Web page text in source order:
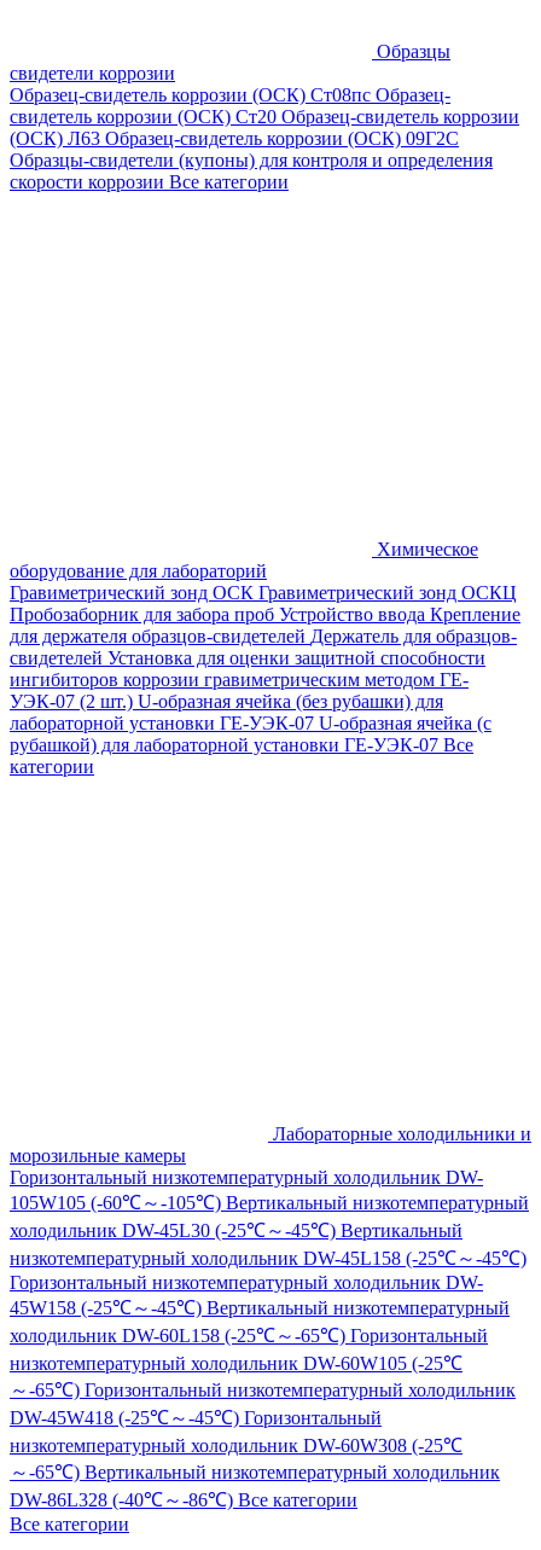
Образцы
свидетели коррозии
Образец-свидетель коррозии (ОСК) Ст08пс Образец-
свидетель коррозии (ОСК) Ст20 Образец-свидетель коррозии
(ОСК) Л63 Образец-свидетель коррозии (ОСК) 09Г2С
Образцы-свидетели (купоны) для контроля и определения
скорости коррозии Все категории
Химическое
оборудование для лабораторий
Гравиметрический зонд ОСК Гравиметрический зонд ОСКЦ
Пробозаборник для забора проб Устройство ввода Крепление
для держателя образцов-свидетелей Держатель для образцов-
свидетелей Установка для оценки защитной способности
ингибиторов коррозии гравиметрическим методом ГЕ-
УЭК-07 (2 шт.) U-образная ячейка (без рубашки) для
лабораторной установки ГЕ-УЭК-07 U-образная ячейка (с
рубашкой) для лабораторной установки ГЕ-УЭК-07 Все
категории
Лабораторные холодильники и
морозильные камеры
Горизонтальный низкотемпературный холодильник DW-
105W105 (-60℃～-105℃) Вертикальный низкотемпературный
холодильник DW-45L30 (-25℃～-45℃) Вертикальный
низкотемпературный холодильник DW-45L158 (-25℃～-45℃)
Горизонтальный низкотемпературный холодильник DW-
45W158 (-25℃～-45℃) Вертикальный низкотемпературный
холодильник DW-60L158 (-25℃～-65℃) Горизонтальный
низкотемпературный холодильник DW-60W105 (-25℃
～-65℃) Горизонтальный низкотемпературный холодильник
DW-45W418 (-25℃～-45℃) Горизонтальный
низкотемпературный холодильник DW-60W308 (-25℃
～-65℃) Вертикальный низкотемпературный холодильник
DW-86L328 (-40℃～-86℃) Все категории
Все категории